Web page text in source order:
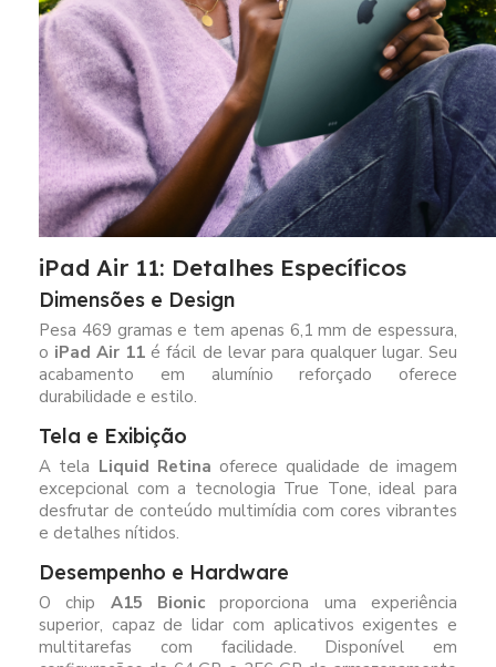
iPad Air 11: Detalhes Específicos
Dimensões e Design
Pesa 469 gramas e tem apenas 6,1 mm de espessura,
o iPad Air 11 é fácil de levar para qualquer lugar. Seu
acabamento em alumínio reforçado oferece
durabilidade e estilo.
Tela e Exibição
A tela Liquid Retina oferece qualidade de imagem
excepcional com a tecnologia True Tone, ideal para
desfrutar de conteúdo multimídia com cores vibrantes
e detalhes nítidos.
Desempenho e Hardware
O chip A15 Bionic proporciona uma experiência
superior, capaz de lidar com aplicativos exigentes e
multitarefas com facilidade. Disponível em